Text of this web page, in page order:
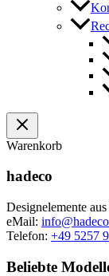
Warenkorb
hadeco
Designelemente
eMail:
Telefon: +49 5257
Beliebte